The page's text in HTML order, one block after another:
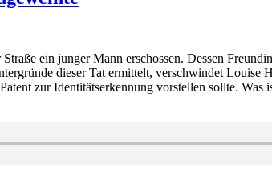
ein junger Mann erschossen. Dessen
dieser Tat ermittelt, verschwindet
zur Identitätserkennung vorstellen sollte.